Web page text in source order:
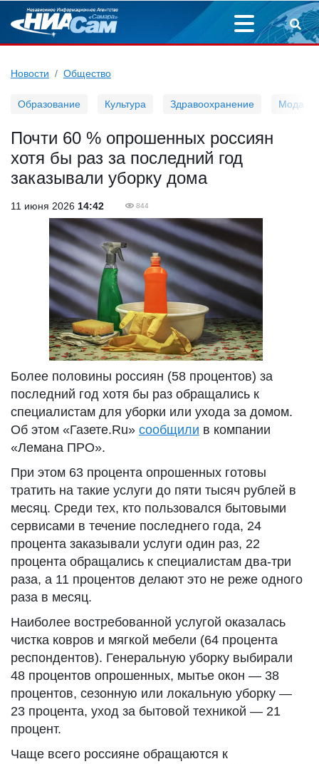
Новости Общество
Образование Культура Здравоохранение Мода
Почти 60 % опрошенных россиян
хотя бы раз за последний год
заказывали уборку дома
11 июня 2026 14:42 844
Более половины россиян (58 процентов) за
последний год хотя бы раз обращались к
специалистам для уборки или ухода за домом.
Об этом «Газете.Ru» сообщили в компании
«Лемана ПРО».
При этом 63 процента опрошенных готовы
тратить на такие услуги до пяти тысяч рублей в
месяц. Среди тех, кто пользовался бытовыми
сервисами в течение последнего года, 24
процента заказывали услуги один раз, 22
процента обращались к специалистам два-три
раза, а 11 процентов делают это не реже одного
раза в месяц.
Наиболее востребованной услугой оказалась
чистка ковров и мягкой мебели (64 процента
респондентов). Генеральную уборку выбирали
48 процентов опрошенных, мытье окон — 38
процентов, сезонную или локальную уборку —
23 процента, уход за бытовой техникой — 21
процент.
Чаще всего россияне обращаются к